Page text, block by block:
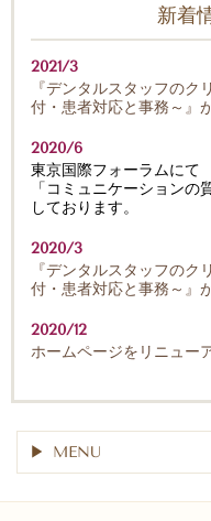
新着
2021/3
『デンタルスタッフの
付・患者対応と事務～』
2020/6
東京国際フォーラムにて
「コミュニケーション
しております。
2020/3
『デンタルスタッフの
付・患者対応と事務～』
2020/12
ホームページをリニュー
MENU